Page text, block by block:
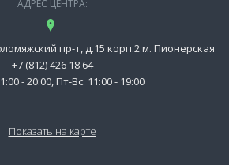
АДРЕС ЦЕНТРА:
пр-т, д.15 корп.2 м. Пионерская
+7 (812) 426 18 64
- 20:00, Пт-Вс: 11:00 - 19:00
Показать на карте